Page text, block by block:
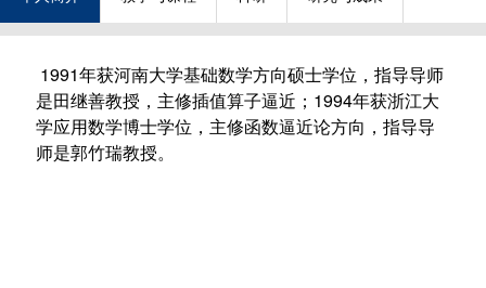
1991年获河南大学基础数学方向硕士学位，指导导师
是田继善教授，主修插值算子逼近；1994年获浙江大
学应用数学博士学位，主修函数逼近论方向，指导导
师是郭竹瑞教授。